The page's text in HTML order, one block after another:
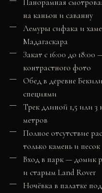
Панорамная
на каньон и саванну
Лемуры сифака и
Мадагаскара
Закат с 16:00 до 18:00
контрастного фото
Обед в деревне
специями
Трек длиной 1,5 или 3
метров
Полное отсутствие
только камень и песок
Вход в парк — домик
и старым Land Rover
Ночёвка в палатке